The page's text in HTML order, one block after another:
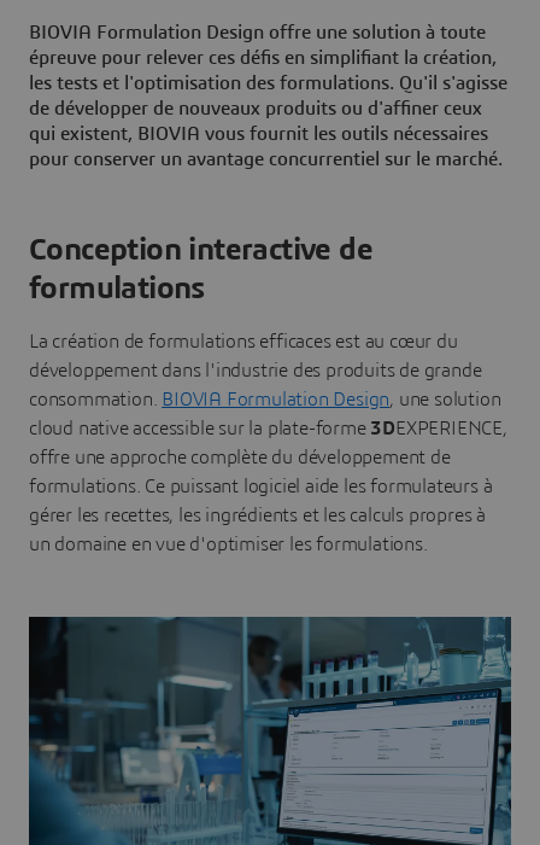
BIOVIA Formulation Design offre une solution à toute
épreuve pour relever ces défis en simplifiant la création,
les tests et l'optimisation des formulations. Qu'il s'agisse
de développer de nouveaux produits ou d'affiner ceux
qui existent, BIOVIA vous fournit les outils nécessaires
pour conserver un avantage concurrentiel sur le marché.
Conception interactive de
formulations
La création de formulations efficaces est au cœur du
développement dans l'industrie des produits de grande
consommation.
BIOVIA Formulation Design, une solution
cloud native accessible sur la plate-forme 3DEXPERIENCE,
offre une approche complète du développement de
formulations. Ce puissant logiciel aide les formulateurs à
gérer les recettes, les ingrédients et les calculs propres à
un domaine en vue d'optimiser les formulations.